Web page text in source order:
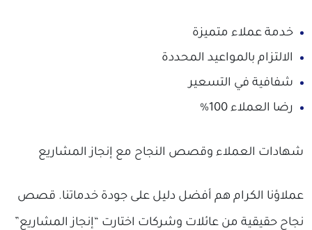
خدمة عملاء متميزة
الالتزام بالمواعيد المحددة
شفافية في التسعير
رضا العملاء 100%
شهادات العملاء وقصص النجاح مع إنجاز المشاريع
عملاؤنا الكرام هم أفضل دليل على جودة خدماتنا. قصص
نجاح حقيقية من عائلات وشركات اختارت “إنجاز المشاريع”